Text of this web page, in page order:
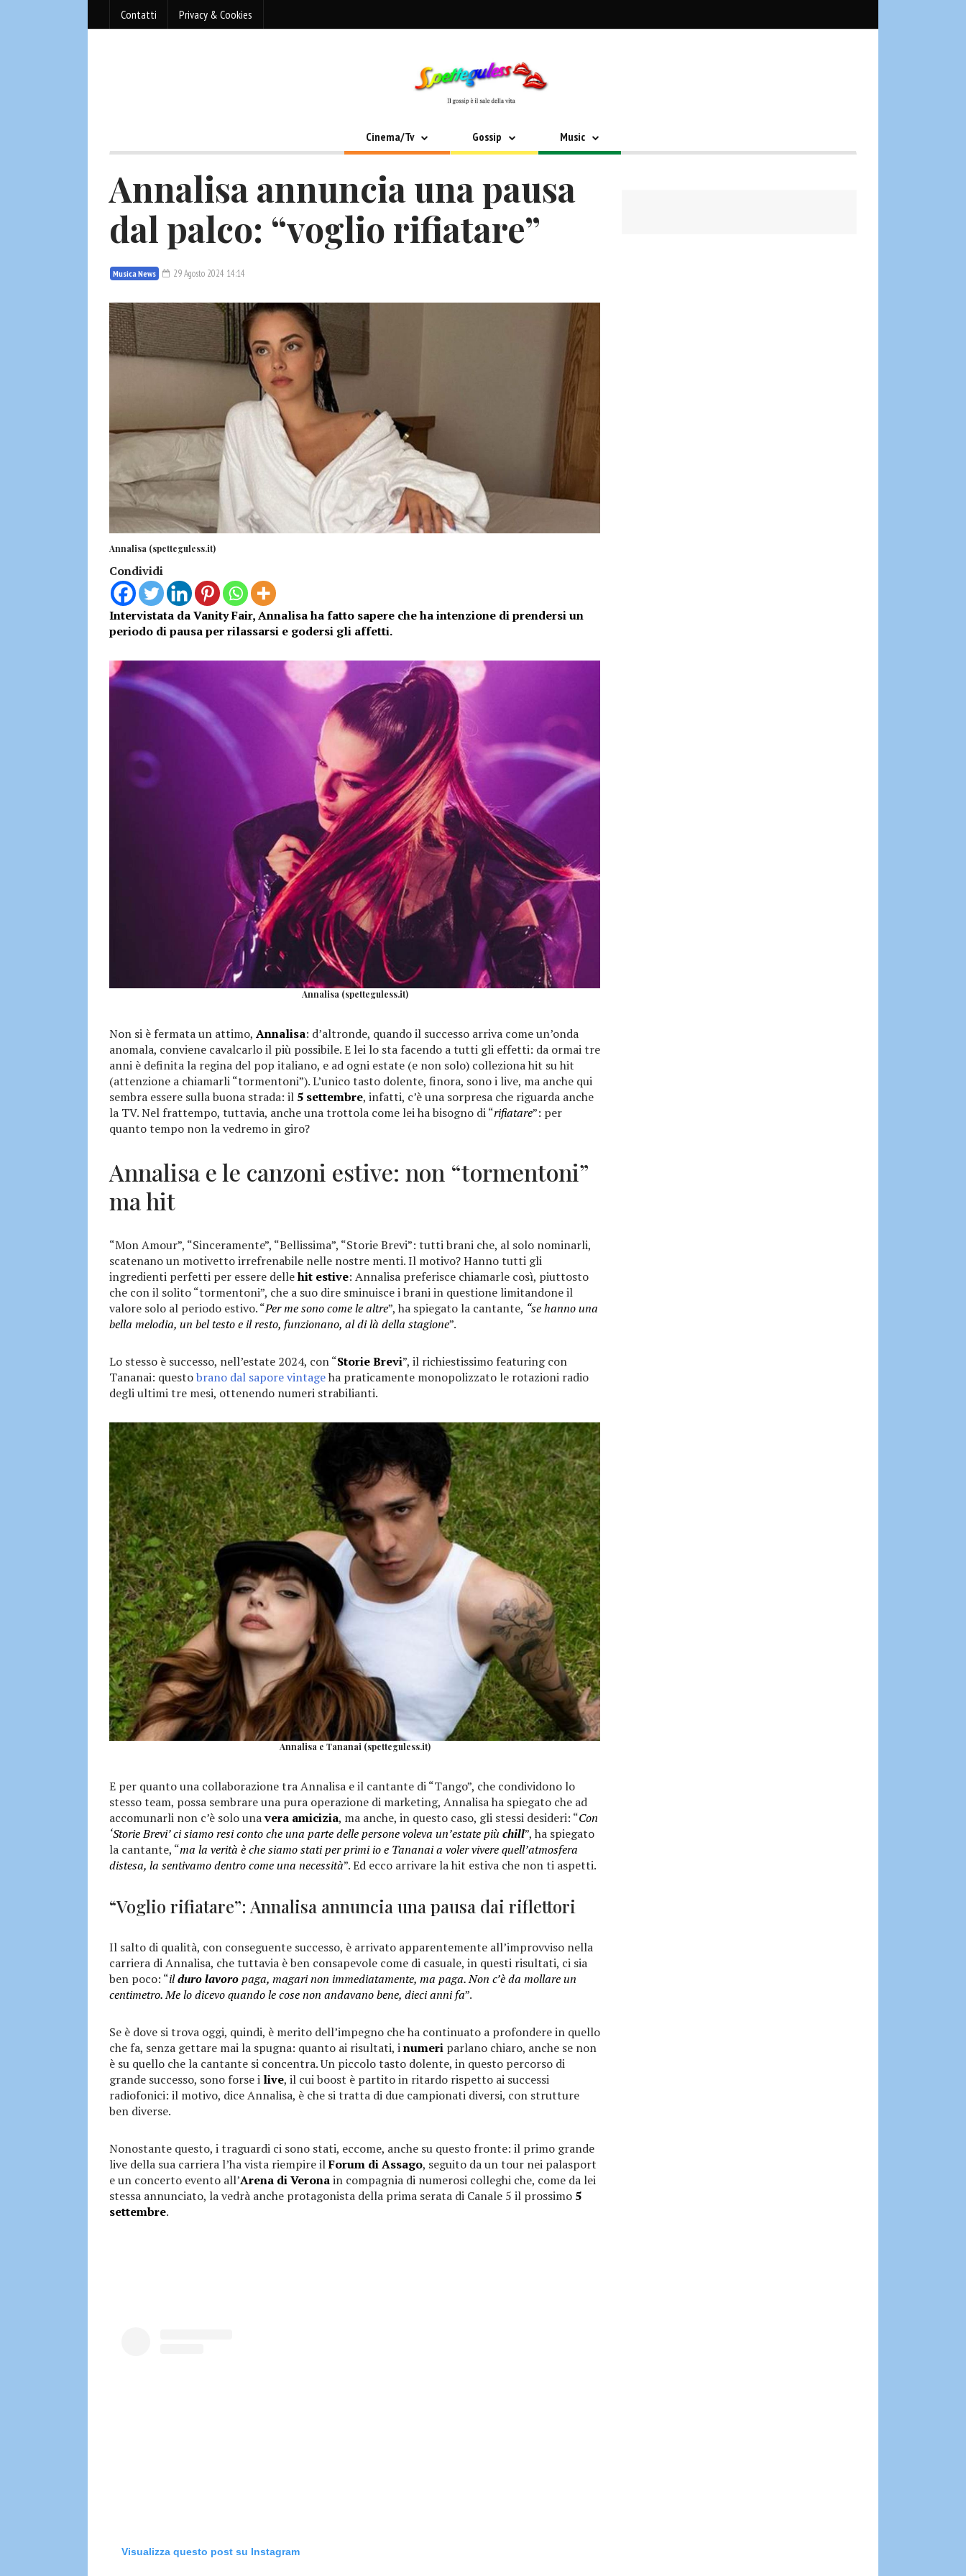
Contatti Privacy & Cookies
Cinema/Tv Gossip Music
Annalisa annuncia una pausa
dal palco: “voglio rifiatare”
Musica News 29 Agosto 2024 14:14
Annalisa (spetteguless.it)
Condividi
Intervistata da Vanity Fair, Annalisa ha fatto sapere che ha intenzione di prendersi un
periodo di pausa per rilassarsi e godersi gli affetti.
Annalisa (spetteguless.it)
Non si è fermata un attimo, Annalisa: d’altronde, quando il successo arriva come un’onda
anomala, conviene cavalcarlo il più possibile. E lei lo sta facendo a tutti gli effetti: da ormai tre
anni è definita la regina del pop italiano, e ad ogni estate (e non solo) colleziona hit su hit
(attenzione a chiamarli “tormentoni”). L’unico tasto dolente, finora, sono i live, ma anche qui
sembra essere sulla buona strada: il 5 settembre, infatti, c’è una sorpresa che riguarda anche
la TV. Nel frattempo, tuttavia, anche una trottola come lei ha bisogno di “rifiatare”: per
quanto tempo non la vedremo in giro?
Annalisa e le canzoni estive: non “tormentoni”
ma hit
“Mon Amour”, “Sinceramente”, “Bellissima”, “Storie Brevi”: tutti brani che, al solo nominarli,
scatenano un motivetto irrefrenabile nelle nostre menti. Il motivo? Hanno tutti gli
ingredienti perfetti per essere dellehit estive: Annalisa preferisce chiamarle così, piuttosto
che con il solito “tormentoni”, che a suo dire sminuisce i brani in questione limitandone il
valore solo al periodo estivo. “Per me sono come le altre”, ha spiegato la cantante, “se hanno una
bella melodia, un bel testo e il resto, funzionano, al di là della stagione”.
Lo stesso è successo, nell’estate 2024, con “Storie Brevi”, il richiestissimo featuring con
Tananai: questobrano dal sapore vintageha praticamente monopolizzato le rotazioni radio
degli ultimi tre mesi, ottenendo numeri strabilianti.
Annalisa e Tananai (spetteguless.it)
E per quanto una collaborazione tra Annalisa e il cantante di “Tango”, che condividono lo
stesso team, possa sembrare una pura operazione di marketing, Annalisa ha spiegato che ad
accomunarli non c’è solo unavera amicizia, ma anche, in questo caso, gli stessi desideri: “Con
‘Storie Brevi’ ci siamo resi conto che una parte delle persone voleva un’estate più chill”, ha spiegato
la cantante, “ma la verità è che siamo stati per primi io e Tananai a voler vivere quell’atmosfera
distesa, la sentivamo dentro come una necessità”. Ed ecco arrivare la hit estiva che non ti aspetti.
“Voglio rifiatare”: Annalisa annuncia una pausa dai riflettori
Il salto di qualità, con conseguente successo, è arrivato apparentemente all’improvviso nella
carriera di Annalisa, che tuttavia è ben consapevole come di casuale, in questi risultati, ci sia
ben poco: “ilduro lavoropaga, magari non immediatamente, ma paga. Non c’è da mollare un
centimetro. Me lo dicevo quando le cose non andavano bene, dieci anni fa”.
Se è dove si trova oggi, quindi, è merito dell’impegno che ha continuato a profondere in quello
che fa, senza gettare mai la spugna: quanto ai risultati, inumeri parlano chiaro, anche se non
è su quello che la cantante si concentra. Un piccolo tasto dolente, in questo percorso di
grande successo, sono forse i live, il cui boost è partito in ritardo rispetto ai successi
radiofonici: il motivo, dice Annalisa, è che si tratta di due campionati diversi, con strutture
ben diverse.
Nonostante questo, i traguardi ci sono stati, eccome, anche su questo fronte: il primo grande
live della sua carriera l’ha vista riempire ilForum di Assago, seguito da un tour nei palasport
e un concerto evento all’Arena di Veronain compagnia di numerosi colleghi che, come da lei
stessa annunciato, la vedrà anche protagonista della prima serata di Canale 5 il prossimo 5
settembre.
Visualizza questo post su Instagram